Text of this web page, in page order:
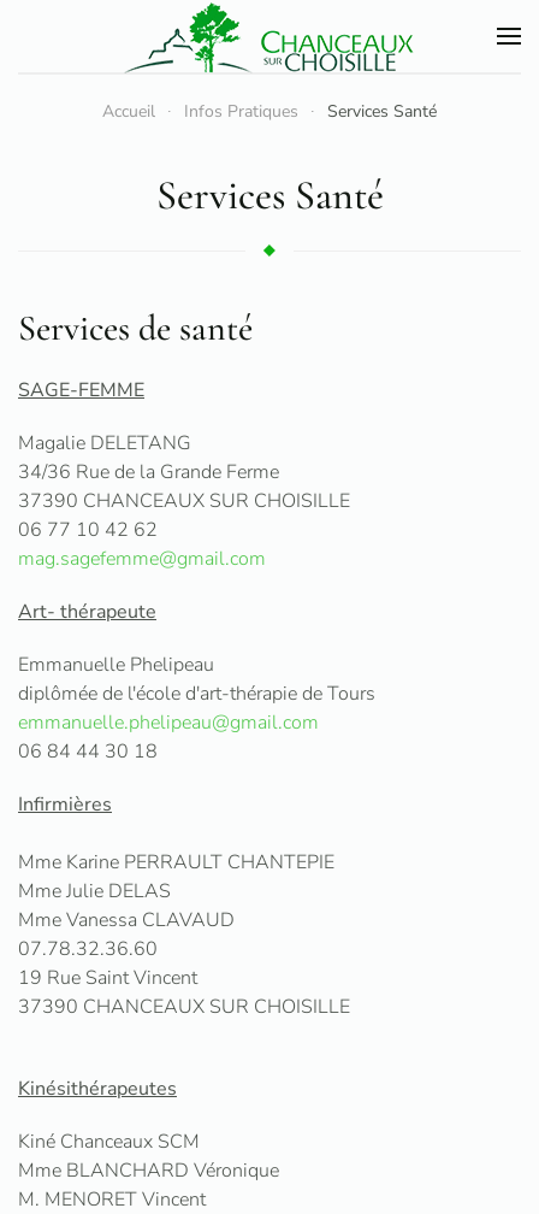
Accéder au contenu principal
Accueil Infos Pratiques Services Santé
Services Santé
Services de santé
SAGE-FEMME
Magalie DELETANG
34/36 Rue de la Grande Ferme
37390 CHANCEAUX SUR CHOISILLE
06 77 10 42 62
mag.sagefemme@gmail.com
Art- thérapeute
Emmanuelle Phelipeau
diplômée de l'école d'art-thérapie de Tours
emmanuelle.phelipeau@gmail.com
06 84 44 30 18
Infirmières
Mme Karine PERRAULT CHANTEPIE
Mme Julie DELAS
Mme Vanessa CLAVAUD
07.78.32.36.60
19 Rue Saint Vincent
37390 CHANCEAUX SUR CHOISILLE
Kinésithérapeutes
Kiné Chanceaux SCM
Mme BLANCHARD Véronique
M. MENORET Vincent